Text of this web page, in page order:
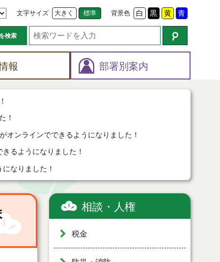
文字サイズ 大きく 標準 背景色 白 黒 黄 青
検索
報 部署別案内
！
オンラインでできるようになりました！
るようになりました！
なりました！
相談・人権
税金